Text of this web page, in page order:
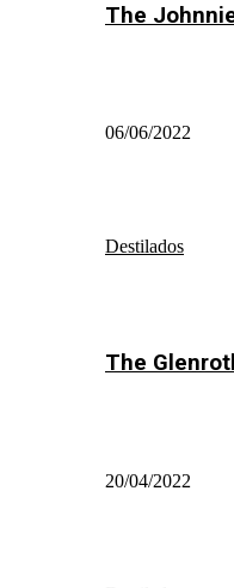
The
06/06/2022
Destilados
The
20/04/2022